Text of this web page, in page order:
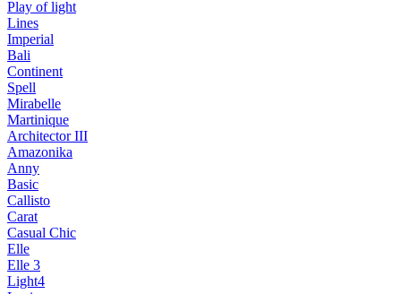
Play of light
Lines
Imperial
Bali
Continent
Spell
Mirabelle
Martinique
Architector III
Amazonika
Anny
Basic
Callisto
Carat
Casual Chic
Elle
Elle 3
Light4